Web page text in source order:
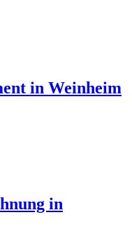
in Weinheim
in